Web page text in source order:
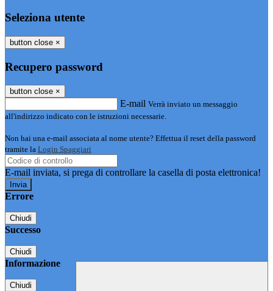
Seleziona utente
button close ×
Recupero password
button close ×
E-mail Verrà inviato un messaggio
all'indirizzo indicato con le istruzioni necessarie.
Non hai una e-mail associata al nome utente? Effettua il reset della password
tramite la Login Spaggiari
E-mail inviata, si prega di controllare la casella di posta elettronica!
Errore
Chiudi
Successo
Chiudi
Informazione
Chiudi